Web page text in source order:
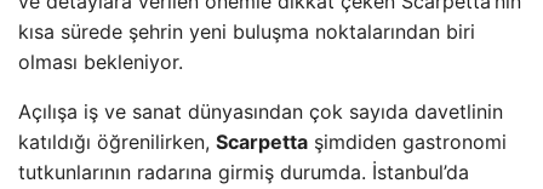
kısa sürede şehrin yeni buluşma noktalarından biri
olması bekleniyor.
Açılışa iş ve sanat dünyasından çok sayıda davetlinin
katıldığı öğrenilirken, Scarpetta şimdiden gastronomi
tutkunlarının radarına girmiş durumda. İstanbul’da